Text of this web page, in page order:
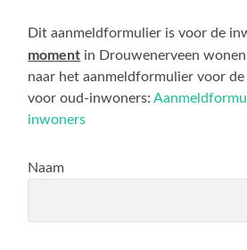
Dit aanmeldformulier is voor de
moment in Drouwenerveen
naar het aanmeldformulier voor
voor oud-inwoners:
inwoners
Naam